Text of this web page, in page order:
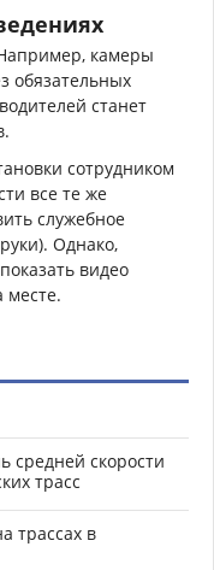
камеры
обязательных
станет
сотрудником
все те же
служебное
Однако,
видео
средней скорости
трасс
трассах в